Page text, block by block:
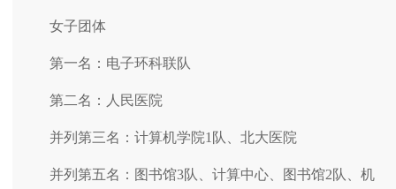
女子团体
第一名：电子环科联队
第二名：人民医院
并列第三名：计算机学院1队、北大医院
并列第五名：图书馆3队、计算中心、图书馆2队、机